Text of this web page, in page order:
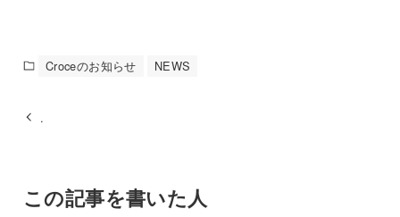
Croceのお知らせ NEWS
.
この記事を書いた人